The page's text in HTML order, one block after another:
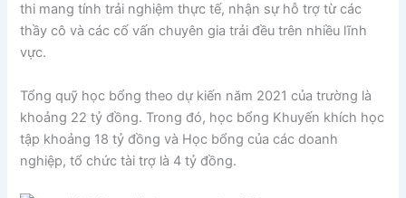
thi mang tính trải nghiệm thực tế, nhận sự hỗ trợ từ các
thầy cô và các cố vấn chuyên gia trải đều trên nhiều lĩnh
vực.
Tổng quỹ học bổng theo dự kiến năm 2021 của trường là
khoảng 22 tỷ đồng. Trong đó, học bổng Khuyến khích học
tập khoảng 18 tỷ đồng và Học bổng của các doanh
nghiệp, tổ chức tài trợ là 4 tỷ đồng.